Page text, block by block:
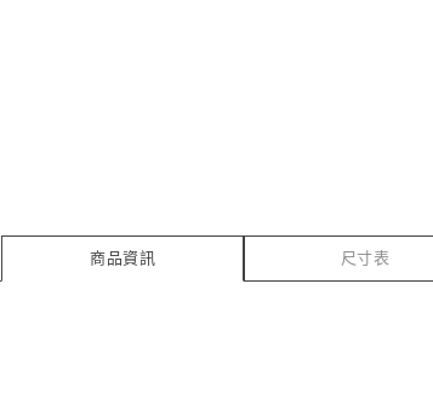
商品資訊 尺寸表